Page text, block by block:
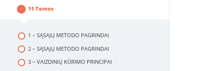
11 Temos
1 – SĄSAJŲ METODO PAGRINDAI
2 – SĄSAJŲ METODO PAGRINDAI
3 – VAIZDINIŲ KŪRIMO PRINCIPAI